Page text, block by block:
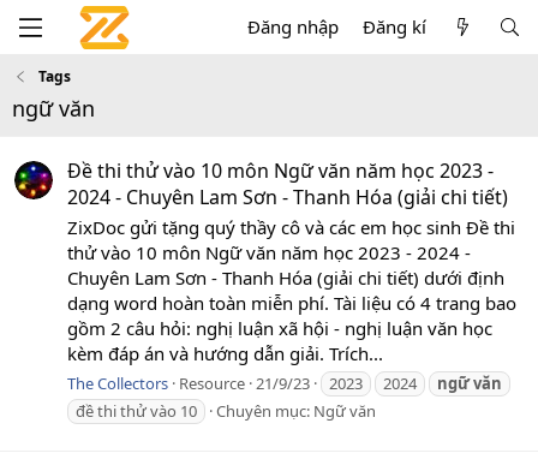
Đăng nhập Đăng kí
Tags
ngữ văn
Đề thi thử vào 10 môn Ngữ văn năm học 2023 -
2024 - Chuyên Lam Sơn - Thanh Hóa (giải chi tiết)
ZixDoc gửi tặng quý thầy cô và các em học sinh Đề thi
thử vào 10 môn Ngữ văn năm học 2023 - 2024 -
Chuyên Lam Sơn - Thanh Hóa (giải chi tiết) dưới định
dạng word hoàn toàn miễn phí. Tài liệu có 4 trang bao
gồm 2 câu hỏi: nghị luận xã hội - nghị luận văn học
kèm đáp án và hướng dẫn giải. Trích...
The Collectors Resource 21/9/23 2023 2024 ngữvăn
đề thi thử vào 10
Chuyên mục: Ngữ văn